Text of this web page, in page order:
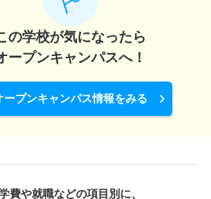
の学校が気になったら
ープンキャンパスへ！
ープンキャンパス情報をみる
費や就職などの項目別に、